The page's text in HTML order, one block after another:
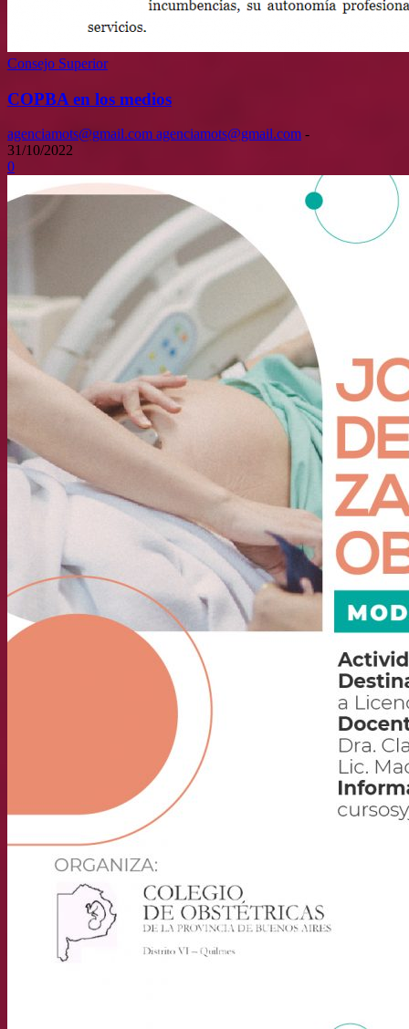
Consejo Superior
COPBA en los medios
agenciamots@gmail.com agenciamots@gmail.com -
31/10/2022
0